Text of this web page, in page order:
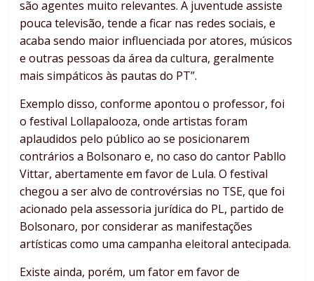
são agentes muito relevantes. A juventude assiste
pouca televisão, tende a ficar nas redes sociais, e
acaba sendo maior influenciada por atores, músicos
e outras pessoas da área da cultura, geralmente
mais simpáticos às pautas do PT”.
Exemplo disso, conforme apontou o professor, foi
o festival Lollapalooza, onde artistas foram
aplaudidos pelo público ao se posicionarem
contrários a Bolsonaro e, no caso do cantor Pabllo
Vittar, abertamente em favor de Lula. O festival
chegou a ser alvo de controvérsias no TSE, que foi
acionado pela assessoria jurídica do PL, partido de
Bolsonaro, por considerar as manifestações
artísticas como uma campanha eleitoral antecipada.
Existe ainda, porém, um fator em favor de